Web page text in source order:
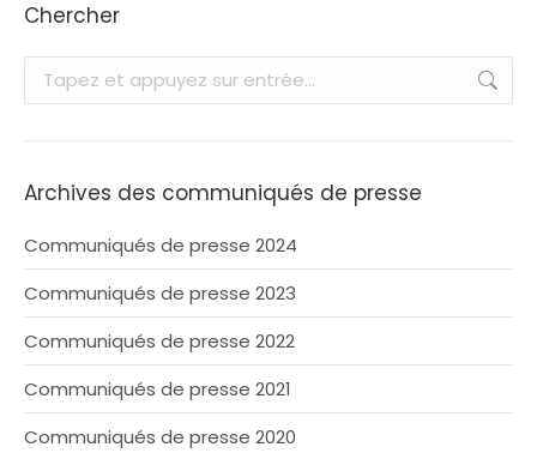
Chercher
Recherche
Archives des communiqués de presse
Communiqués de presse 2024
Communiqués de presse 2023
Communiqués de presse 2022
Communiqués de presse 2021
Communiqués de presse 2020